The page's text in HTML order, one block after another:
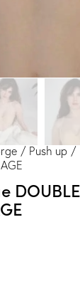
Push up
DOUBLE